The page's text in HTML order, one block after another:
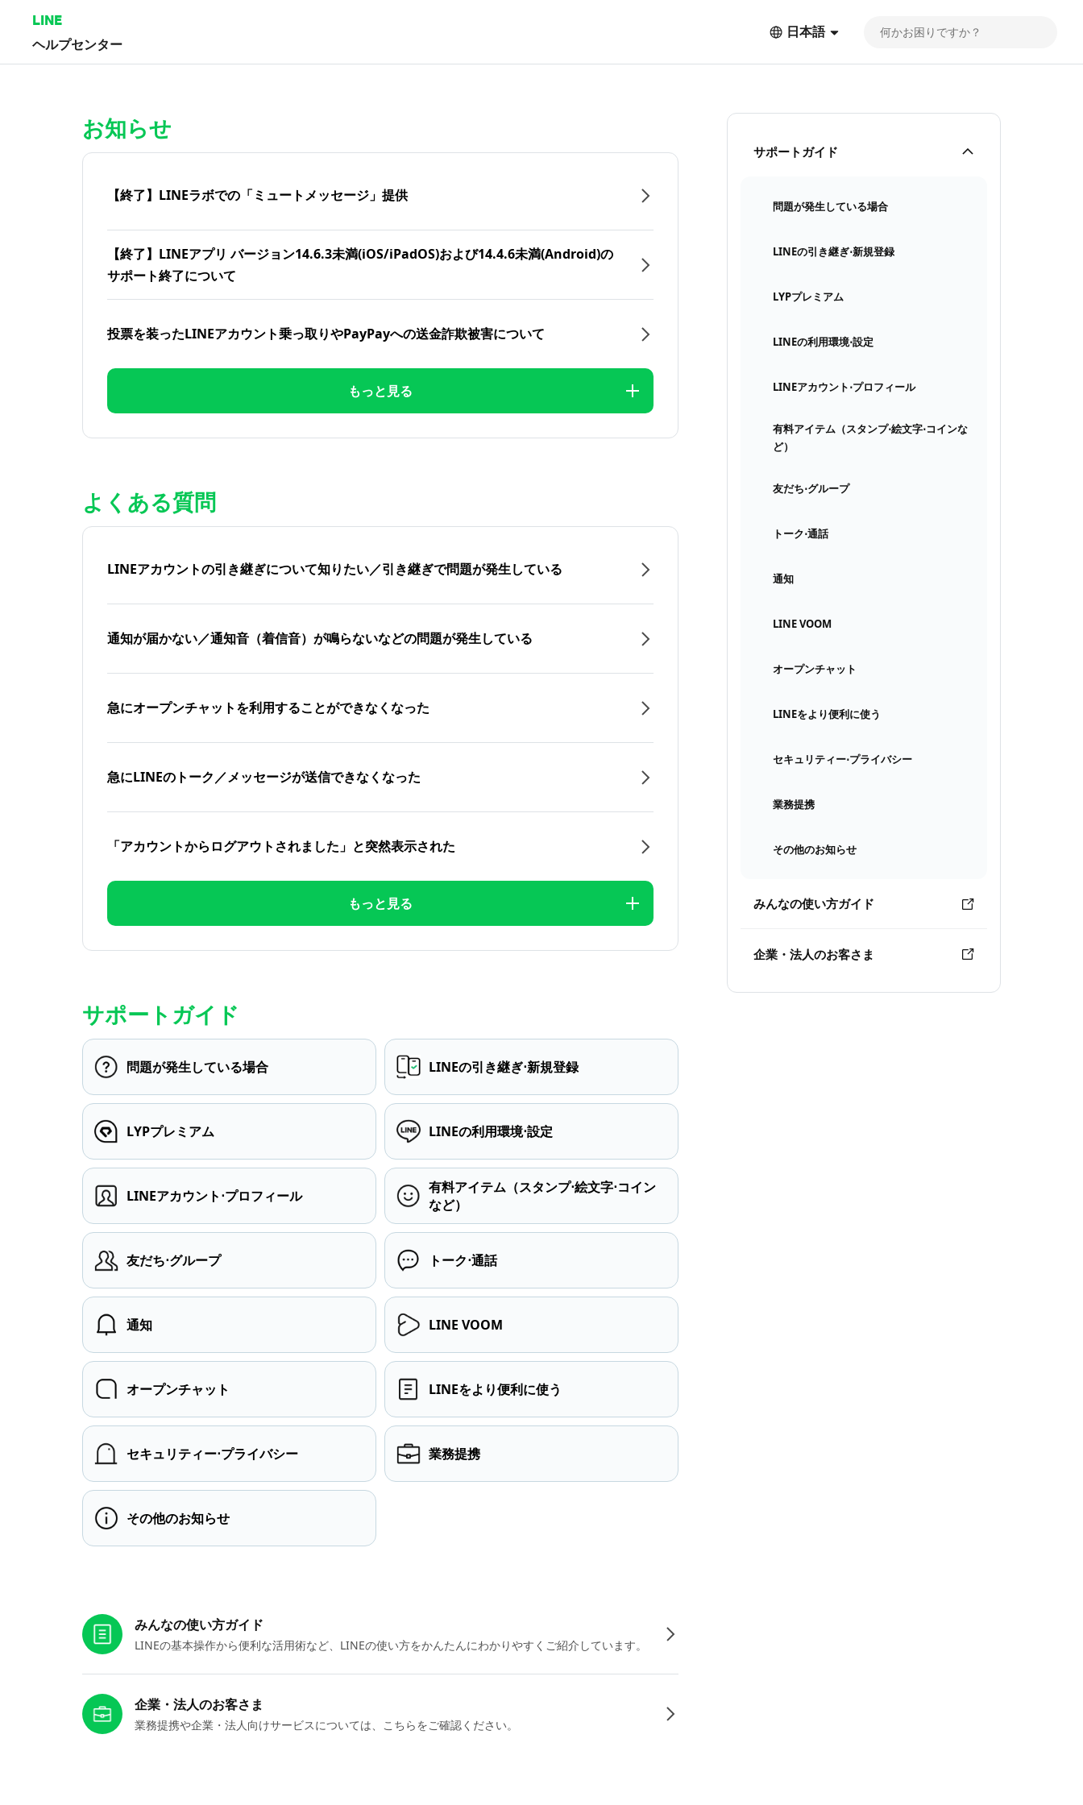
LINE
ヘルプセンター
日本語
サポートガイド
問題が発生している場合
LINEの引き継ぎ⋅新規登録
LYPプレミアム
LINEの利用環境⋅設定
LINEアカウント⋅プロフィール
有料アイテム（スタンプ⋅絵文字⋅コインな
ど）
友だち⋅グループ
トーク⋅通話
通知
LINE VOOM
オープンチャット
LINEをより便利に使う
セキュリティー⋅プライバシー
業務提携
その他のお知らせ
みんなの使い方ガイド
企業・法人のお客さま
お知らせ
【終了】LINEラボでの「ミュートメッセージ」提供
【終了】LINEアプリ バージョン14.6.3未満(iOS/iPadOS)および14.4.6未満(Android)の
サポート終了について
投票を装ったLINEアカウント乗っ取りやPayPayへの送金詐欺被害について
もっと見る
よくある質問
LINEアカウントの引き継ぎについて知りたい／引き継ぎで問題が発生している
通知が届かない／通知音（着信音）が鳴らないなどの問題が発生している
急にオープンチャットを利用することができなくなった
急にLINEのトーク／メッセージが送信できなくなった
「アカウントからログアウトされました」と突然表示された
もっと見る
サポートガイド
問題が発生している場合 LINEの引き継ぎ⋅新規登録
LYPプレミアム LINEの利用環境⋅設定
LINEアカウント⋅プロフィール
有料アイテム（スタンプ⋅絵文字⋅コイン
など）
友だち⋅グループ トーク⋅通話
通知 LINE VOOM
オープンチャット LINEをより便利に使う
セキュリティー⋅プライバシー 業務提携
その他のお知らせ
みんなの使い方ガイド
LINEの基本操作から便利な活用術など、LINEの使い方をかんたんにわかりやすくご紹介しています。
企業・法人のお客さま
業務提携や企業・法人向けサービスについては、こちらをご確認ください。